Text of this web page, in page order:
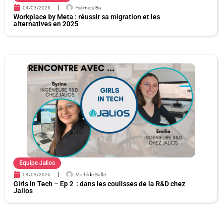
04/03/2025 Halimata Ba
Workplace by Meta : réussir sa migration et les
alternatives en 2025
Equipe Jalios
04/03/2025 Mathilde Sullet
Girls in Tech – Ep 2 : dans les coulisses de la R&D chez
Jalios